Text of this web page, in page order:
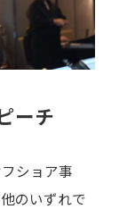
ーチ
ショア事
のいずれで